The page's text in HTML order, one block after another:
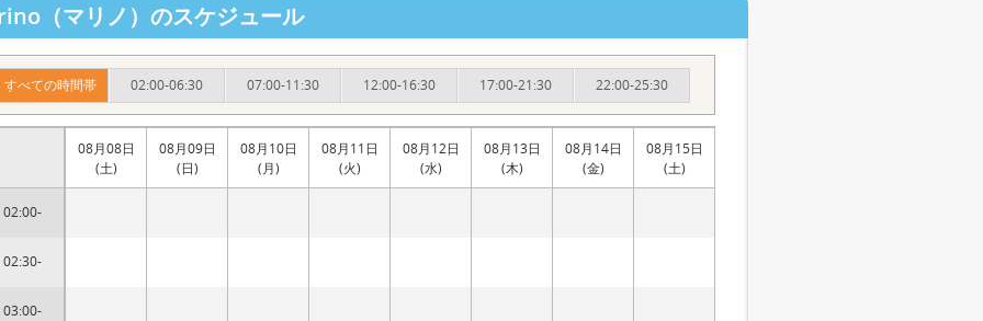
（マリノ）のスケジュール
すべての時間帯 02:00-06:30 07:00-11:30 12:00-16:30 17:00-21:30 22:00-25:30
02:00-
02:30-
03:00-
08月08日
(土)
08月09日
(日)
08月10日
(月)
08月11日
(火)
08月12日
(水)
08月13日
(木)
08月14日
(金)
08月15日
(土)